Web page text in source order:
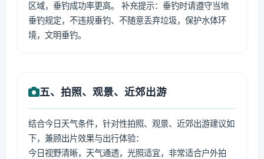
区域，垂钓成功率更高。 补充提示：垂钓时请遵守当地
垂钓规定，不违规垂钓、不随意丢弃垃圾，保护水体环
境，文明垂钓。
五、拍照、观景、近郊出游
结合今日天气条件，针对性拍照、观景、近郊出游建议如
下，兼顾出片效果与出行体验：
今日视野清晰，天气通透，光照适宜，非常适合户外拍